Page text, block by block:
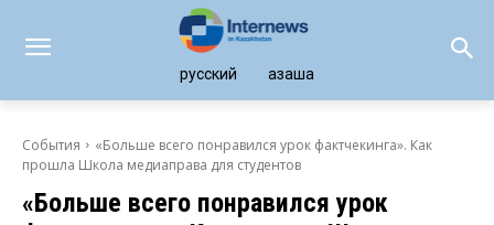
русский қазақша
События
«Больше всего понравился урок фактчекинга». Как
прошла Школа медиаправа для студентов
«Больше всего понравился урок